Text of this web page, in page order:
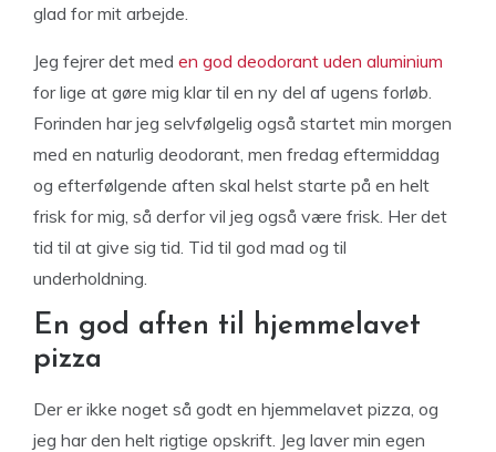
glad for mit arbejde.
Jeg fejrer det med en god deodorant uden aluminium
for lige at gøre mig klar til en ny del af ugens forløb.
Forinden har jeg selvfølgelig også startet min morgen
med en naturlig deodorant, men fredag eftermiddag
og efterfølgende aften skal helst starte på en helt
frisk for mig, så derfor vil jeg også være frisk. Her det
tid til at give sig tid. Tid til god mad og til
underholdning.
En god aften til hjemmelavet
pizza
Der er ikke noget så godt en hjemmelavet pizza, og
jeg har den helt rigtige opskrift. Jeg laver min egen